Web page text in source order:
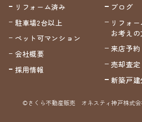
リフォーム済み
駐車場2台以上
ペット可マンション
会社概要
採用情報
ブログ
リフォー
お考え
来店予約
売却査定
新築戸建
©さくら不動産販売 オネスティ神戸株式会